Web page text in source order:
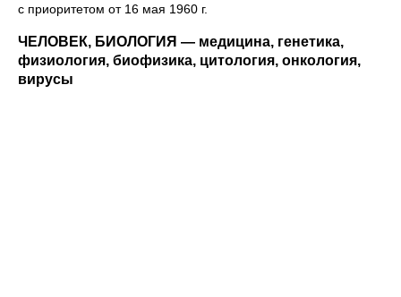
с приоритетом от 16 мая 1960 г.
ЧЕЛОВЕК, БИОЛОГИЯ — медицина, генетика,
физиология, биофизика, цитология, онкология,
вирусы